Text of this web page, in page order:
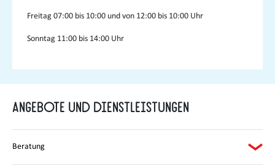
Freitag 07:00 bis 10:00 und von 12:00 bis 10:00 Uhr
Sonntag 11:00 bis 14:00 Uhr
Angebote und Dienstleistungen
Beratung